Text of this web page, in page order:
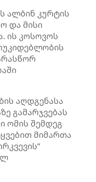
ალბინ კურტის
და მისი
ის კოსოვოს
აღდგენასა
გამარჯვებას
ომის შემდეგ
მიმართა